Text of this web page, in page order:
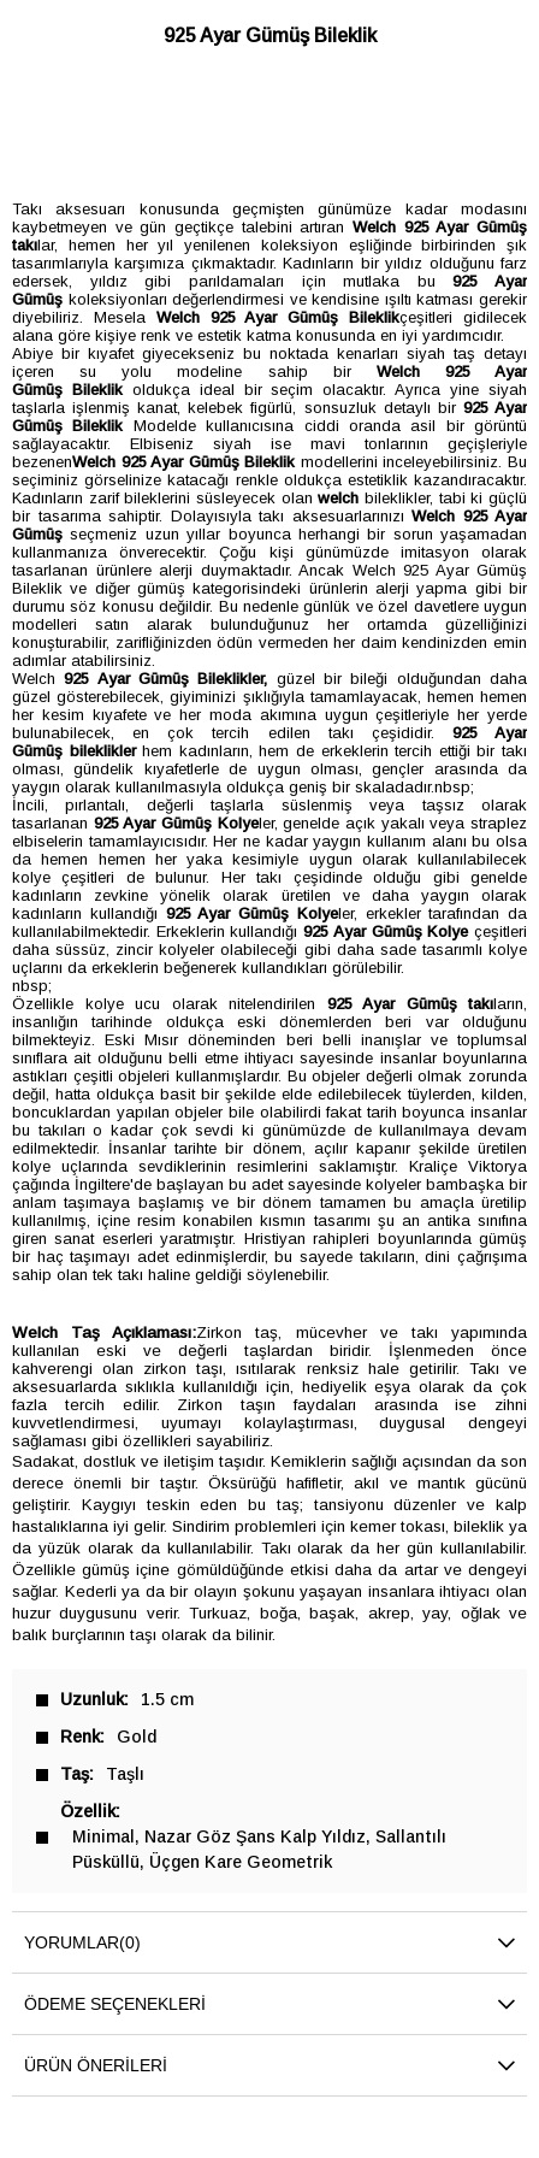
925 Ayar Gümüş Bileklik
Takı aksesuarı konusunda geçmişten günümüze kadar modasını
kaybetmeyen ve gün geçtikçe talebini artıran Welch 925 Ayar Gümüş
takılar, hemen her yıl yenilenen koleksiyon eşliğinde birbirinden şık
tasarımlarıyla karşımıza çıkmaktadır. Kadınların bir yıldız olduğunu farz
edersek, yıldız gibi parıldamaları için mutlaka bu925 Ayar
Gümüş koleksiyonları değerlendirmesi ve kendisine ışıltı katması gerekir
diyebiliriz. Mesela Welch 925 Ayar GümüşBileklikçeşitleri gidilecek
alana göre kişiye renk ve estetik katma konusunda en iyi yardımcıdır.
Abiye bir kıyafet giyecekseniz bu noktada kenarları siyah taş detayı
içeren su yolu modeline sahip bir Welch 925 Ayar
Gümüş Bileklikoldukça ideal bir seçim olacaktır. Ayrıca yine siyah
taşlarla işlenmiş kanat, kelebek figürlü, sonsuzluk detaylı bir 925 Ayar
Gümüş BileklikModelde kullanıcısına ciddi oranda asil bir görüntü
sağlayacaktır. Elbiseniz siyah ise mavi tonlarının geçişleriyle
bezenenWelch 925 Ayar Gümüş Bileklik modellerini inceleyebilirsiniz. Bu
seçiminiz görselinize katacağı renkle oldukça estetiklik kazandıracaktır.
Kadınların zarif bileklerini süsleyecek olanwelch bileklikler, tabi ki güçlü
bir tasarıma sahiptir. Dolayısıyla takı aksesuarlarınızı Welch 925 Ayar
Gümüş seçmeniz uzun yıllar boyunca herhangi bir sorun yaşamadan
kullanmanıza önverecektir. Çoğu kişi günümüzde imitasyon olarak
tasarlanan ürünlere alerji duymaktadır. Ancak Welch 925 Ayar Gümüş
Bileklik ve diğer gümüş kategorisindeki ürünlerin alerji yapma gibi bir
durumu söz konusu değildir. Bu nedenle günlük ve özel davetlere uygun
modelleri satın alarak bulunduğunuz her ortamda güzelliğinizi
konuşturabilir, zarifliğinizden ödün vermeden her daim kendinizden emin
adımlar atabilirsiniz.
Welch 925 Ayar GümüşBileklikler, güzel bir bileği olduğundan daha
güzel gösterebilecek, giyiminizi şıklığıyla tamamlayacak, hemen hemen
her kesim kıyafete ve her moda akımına uygun çeşitleriyle her yerde
bulunabilecek, en çok tercih edilen takı çeşididir. 925 Ayar
Gümüş bilekliklerhem kadınların, hem de erkeklerin tercih ettiği bir takı
olması, gündelik kıyafetlerle de uygun olması, gençler arasında da
yaygın olarak kullanılmasıyla oldukça geniş bir skaladadır.nbsp;
İncili, pırlantalı, değerli taşlarla süslenmiş veya taşsız olarak
tasarlanan 925 Ayar Gümüş Kolyeler, genelde açık yakalı veya straplez
elbiselerin tamamlayıcısıdır. Her ne kadar yaygın kullanım alanı bu olsa
da hemen hemen her yaka kesimiyle uygun olarak kullanılabilecek
kolye çeşitleri de bulunur. Her takı çeşidinde olduğu gibi genelde
kadınların zevkine yönelik olarak üretilen ve daha yaygın olarak
kadınların kullandığı 925 Ayar Gümüş Kolyeler, erkekler tarafından da
kullanılabilmektedir. Erkeklerin kullandığı925 Ayar Gümüş Kolyeçeşitleri
daha süssüz, zincir kolyeler olabileceği gibi daha sade tasarımlı kolye
uçlarını da erkeklerin beğenerek kullandıkları görülebilir.
nbsp;
Özellikle kolye ucu olarak nitelendirilen
925 Ayar Gümüş takıların,
insanlığın tarihinde oldukça eski dönemlerden beri var olduğunu
bilmekteyiz. Eski Mısır döneminden beri belli inanışlar ve toplumsal
sınıflara ait olduğunu belli etme ihtiyacı sayesinde insanlar boyunlarına
astıkları çeşitli objeleri kullanmışlardır. Bu objeler değerli olmak zorunda
değil, hatta oldukça basit bir şekilde elde edilebilecek tüylerden, kilden,
boncuklardan yapılan objeler bile olabilirdi fakat tarih boyunca insanlar
bu takıları o kadar çok sevdi ki günümüzde de kullanılmaya devam
edilmektedir. İnsanlar tarihte bir dönem, açılır kapanır şekilde üretilen
kolye uçlarında sevdiklerinin resimlerini saklamıştır. Kraliçe Viktorya
çağında İngiltere'de başlayan bu adet sayesinde kolyeler bambaşka bir
anlam taşımaya başlamış ve bir dönem tamamen bu amaçla üretilip
kullanılmış, içine resim konabilen kısmın tasarımı şu an antika sınıfına
giren sanat eserleri yaratmıştır. Hristiyan rahipleri boyunlarında gümüş
bir haç taşımayı adet edinmişlerdir, bu sayede takıların, dini çağrışıma
sahip olan tek takı haline geldiği söylenebilir.
Welch Taş Açıklaması:Zirkon taş, mücevher ve takı yapımında
kullanılan eski ve değerli taşlardan biridir. İşlenmeden önce
kahverengi olan zirkon taşı, ısıtılarak renksiz hale getirilir. Takı ve
aksesuarlarda sıklıkla kullanıldığı için, hediyelik eşya olarak da çok
fazla tercih edilir. Zirkon taşın faydaları arasında ise zihni
kuvvetlendirmesi, uyumayı kolaylaştırması, duygusal dengeyi
sağlaması gibi özellikleri sayabiliriz.
Sadakat, dostluk ve iletişim taşıdır. Kemiklerin sağlığı açısından da son
derece önemli bir taştır. Öksürüğü hafifletir, akıl ve mantık gücünü
geliştirir. Kaygıyı teskin eden bu taş; tansiyonu düzenler ve kalp
hastalıklarına iyi gelir. Sindirim problemleri için kemer tokası, bileklik ya
da yüzük olarak da kullanılabilir. Takı olarak da her gün kullanılabilir.
Özellikle gümüş içine gömüldüğünde etkisi daha da artar ve dengeyi
sağlar. Kederli ya da bir olayın şokunu yaşayan insanlara ihtiyacı olan
huzur duygusunu verir. Turkuaz, boğa, başak, akrep, yay, oğlak ve
balık burçlarının taşı olarak da bilinir.
Uzunluk
1.5 cm
Renk
Gold
Taş
Taşlı
Özellik
Minimal
Nazar Göz Şans Kalp Yıldız Sallantılı
Püsküllü
Üçgen Kare Geometrik
YORUMLAR(0)
ÖDEME SEÇENEKLERI
ÜRÜN ÖNERILERI